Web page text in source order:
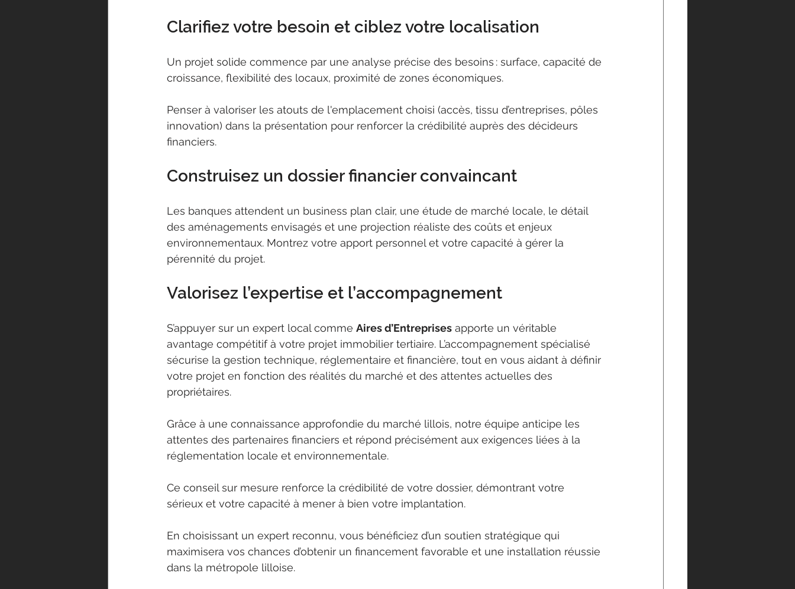
Clarifiez votre besoin et ciblez votre localisation
Un projet solide commence par une analyse précise des besoins : surface, capacité de
croissance, flexibilité des locaux, proximité de zones économiques.
Penser à valoriser les atouts de l'emplacement choisi (accès, tissu d’entreprises, pôles
innovation) dans la présentation pour renforcer la crédibilité auprès des décideurs
financiers.
Construisez un dossier financier convaincant
Les banques attendent un business plan clair, une étude de marché locale, le détail
des aménagements envisagés et une projection réaliste des coûts et enjeux
environnementaux. Montrez votre apport personnel et votre capacité à gérer la
pérennité du projet.
Valorisez l’expertise et l’accompagnement
S’appuyer sur un expert local comme Aires d’Entreprises apporte un véritable
avantage compétitif à votre projet immobilier tertiaire. L’accompagnement spécialisé
sécurise la gestion technique, réglementaire et financière, tout en vous aidant à définir
votre projet en fonction des réalités du marché et des attentes actuelles des
propriétaires.
Grâce à une connaissance approfondie du marché lillois, notre équipe anticipe les
attentes des partenaires financiers et répond précisément aux exigences liées à la
réglementation locale et environnementale.
Ce conseil sur mesure renforce la crédibilité de votre dossier, démontrant votre
sérieux et votre capacité à mener à bien votre implantation.
En choisissant un expert reconnu, vous bénéficiez d’un soutien stratégique qui
maximisera vos chances d’obtenir un financement favorable et une installation réussie
dans la métropole lilloise.